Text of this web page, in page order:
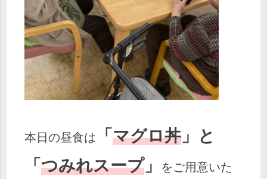
本日の昼食は 「 マグロ丼 」と
「 つみれスープ」
をご用意いた